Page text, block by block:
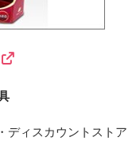
ディスカウントストア